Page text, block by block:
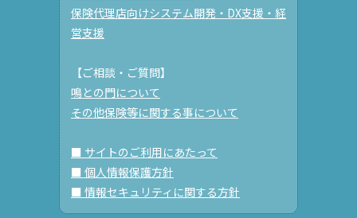
保険代理店向けシステム開発・DX支援・経
営支援
【ご相談・ご質問】
鳴との門について
その他保険等に関する事について
■ サイトのご利用にあたって
■ 個人情報保護方針
■ 情報セキュリティに関する方針